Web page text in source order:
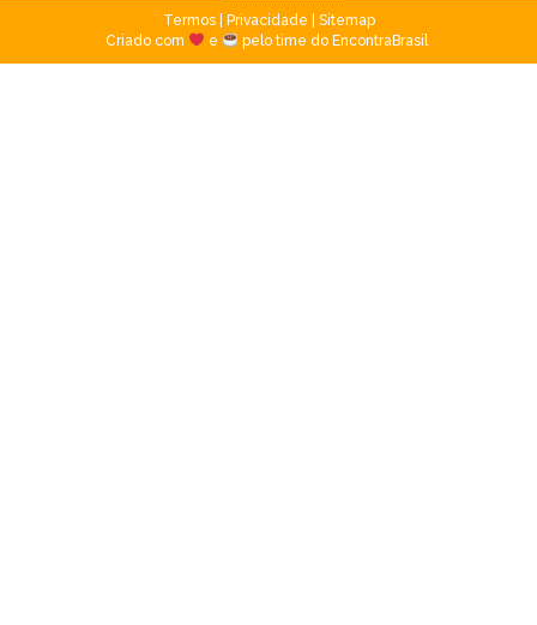
Termos| Privacidade
Sitemap
Criado com
e pelo time do EncontraBrasil